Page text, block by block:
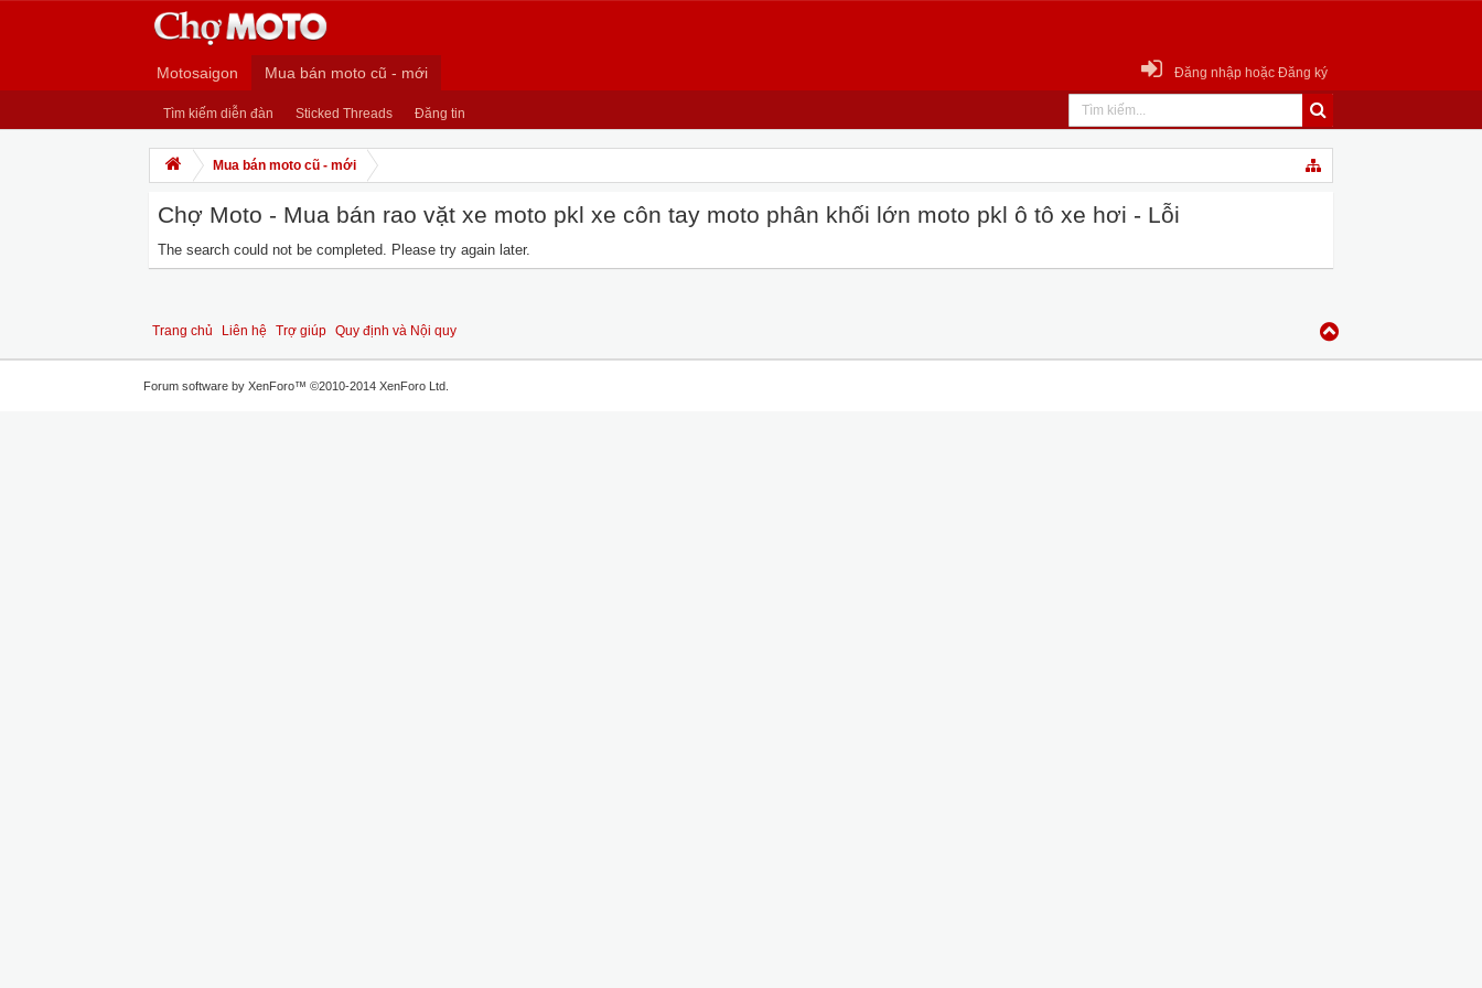
Motosaigon Mua bán moto cũ - mới
Tìm kiếm diễn đàn Sticked Threads Đăng tin
Đăng nhập hoặc Đăng ký
Mua bán moto cũ - mới
Chợ Moto - Mua bán rao vặt xe moto pkl xe côn tay moto phân khối lớn moto pkl ô tô xe hơi - Lỗi
The search could not be completed. Please try again later.
Trang chủ Liên hệ Trợ giúp Quy định và Nội quy
Forum software by XenForo™ ©2010-2014 XenForo Ltd.